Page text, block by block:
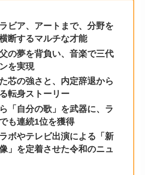
ビア、アートまで、分野を
断するマルチな才能
の夢を背負い、音楽で三代
を実現
芯の強さと、内定辞退から
転身ストーリー
「自分の歌」を武器に、ラ
も連続1位を獲得
ボやテレビ出演による「新
」を定着させた令和のニュ